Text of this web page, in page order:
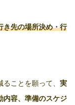
き先の場所決め・行
ことを願って、 実
内容、準備のスケジ